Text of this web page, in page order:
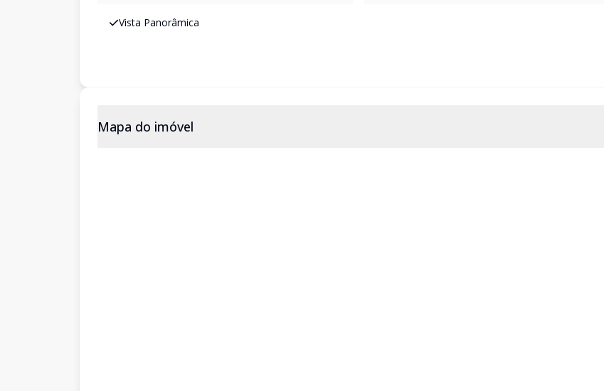
Vista Panorâmica
Mapa do imóvel